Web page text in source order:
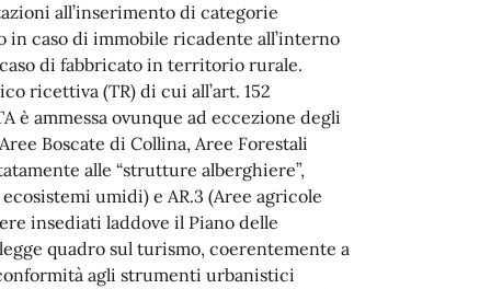
all’inserimento di categorie
in caso di immobile ricadente all’interno
di fabbricato in territorio rurale.
ricettiva (TR) di cui all’art. 152
è ammessa ovunque ad eccezione degli
Boscate di Collina, Aree Forestali
alle “strutture alberghiere”,
umidi) e AR.3 (Aree agricole
insediati laddove il Piano delle
quadro sul turismo, coerentemente a
agli strumenti urbanistici